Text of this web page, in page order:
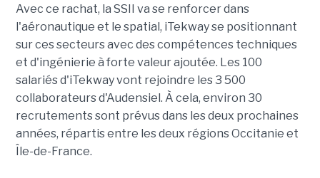
Avec ce rachat, la SSII va se renforcer dans
l'aéronautique et le spatial, iTekway se positionnant
sur ces secteurs avec des compétences techniques
et d'ingénierie à forte valeur ajoutée. Les 100
salariés d'iTekway vont rejoindre les 3 500
collaborateurs d'Audensiel. À cela, environ 30
recrutements sont prévus dans les deux prochaines
années, répartis entre les deux régions Occitanie et
Île-de-France.